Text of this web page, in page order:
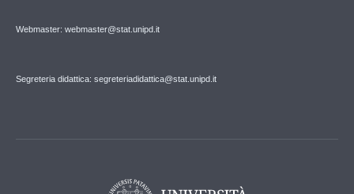
Webmaster: webmaster@stat.unipd.it
Segreteria didattica: segreteriadidattica@stat.unipd.it